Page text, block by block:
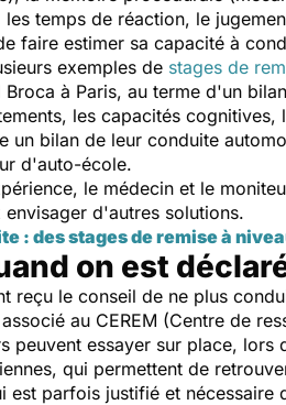
temps de réaction, le
faire estimer sa capacité à
exemples de stages de
à Paris, au terme d'un
les capacités
un bilan de leur conduite
d'auto-école.
le médecin et le
d'autres solutions.
: des stages de remise à
on est
reçu le conseil de ne plus
au CEREM (Centre de
peuvent essayer sur place,
qui permettent de
est parfois justifié et